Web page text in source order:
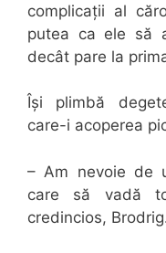
complicații al
putea ca ele să
decât pare la
Își plimbă
care-i acoperea
– Am nevoie de
care să vadă
credincios,